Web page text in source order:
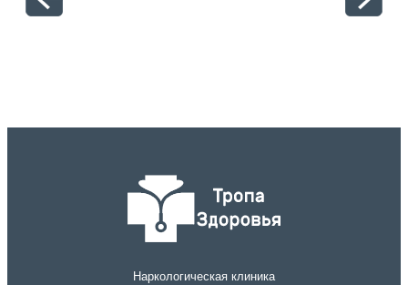
Наркологическая клиника